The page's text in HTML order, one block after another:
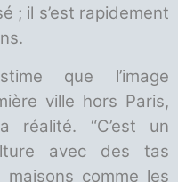
; il s’est rapidement
que l’image
ville hors Paris,
réalité. “C’est un
avec des tas
comme les